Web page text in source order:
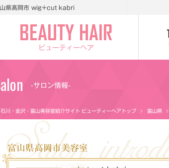
県高岡市 wig+cut kabri
ビューティーヘア
-サロン情報-
石川・金沢・富山美容室紹介サイト ビューティーヘアトップ 富山県
富山県高岡市美容室